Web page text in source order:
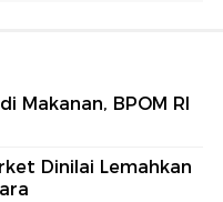
Makanan, BPOM RI
Dinilai Lemahkan